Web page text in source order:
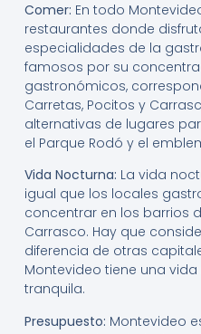
Comer: En todo
restaurantes donde
especialidades de la
famosos por su
gastronómicos,
Carretas, Pocitos y
alternativas de lugares
el Parque Rodó y el
Vida Nocturna: La vida
igual que los locales
concentrar en los barrios
Carrasco. Hay que
diferencia de otras
Montevideo tiene una
tranquila.
Presupuesto: Montevideo